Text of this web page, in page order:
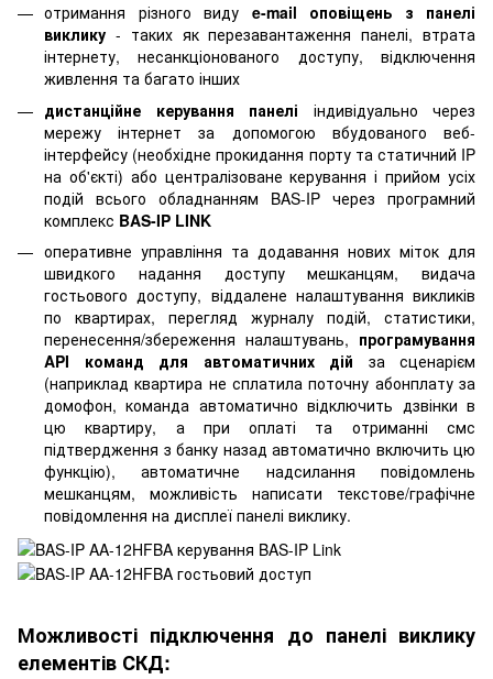
отримання різного виду e-mail оповіщень з панелі
виклику - таких як перезавантаження панелі, втрата
інтернету, несанкціонованого доступу, відключення
живлення та багато інших
дистанційне керування панелі індивідуально через
мережу інтернет за допомогою вбудованого веб-
інтерфейсу (необхідне прокидання порту та статичний IP
на об'єкті) або централізоване керування і прийом усіх
подій всього обладнанням BAS-IP через програмний
комплекс BAS-IP LINK
оперативне управління та додавання нових міток для
швидкого надання доступу мешканцям, видача
гостьового доступу, віддалене налаштування викликів
по квартирах, перегляд журналу подій, статистики,
перенесення/збереження налаштувань, програмування
API команд для автоматичних дій за сценарієм
(наприклад квартира не сплатила поточну абонплату за
домофон, команда автоматично відключить дзвінки в
цю квартиру, а при оплаті та отриманні смс
підтвердження з банку назад автоматично включить цю
функцію), автоматичне надсилання повідомлень
мешканцям, можливість написати текстове/графічне
повідомлення на дисплеї панелі виклику.
Можливості підключення до панелі виклику
елементів СКД: